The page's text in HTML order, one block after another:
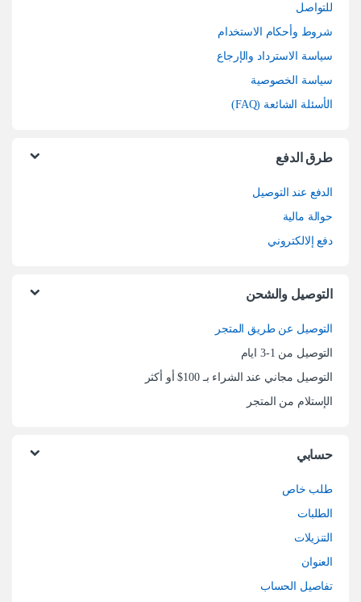
للتواصل
شروط وأحكام الاستخدام
سياسة الاسترداد والإرجاع
سياسة الخصوصية
الأسئلة الشائعة (FAQ)
طرق الدفع
الدفع عند التوصيل
حوالة مالية
دفع إلالكتروني
التوصيل والشحن
التوصيل عن طريق المتجر
التوصيل من 1-3 ايام
التوصيل مجاني عند الشراء بـ 100$ أو أكثر
الإستلام من المتجر
حسابي
طلب خاص
الطلبات
التنزيلات
العنوان
تفاصيل الحساب